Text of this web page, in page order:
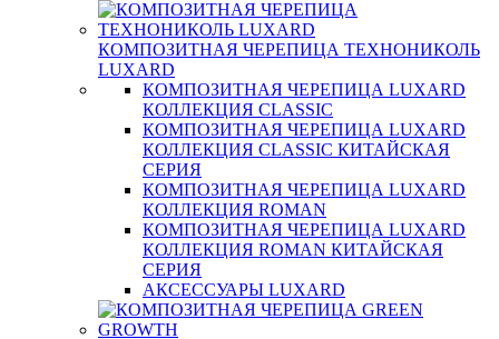
КОМПОЗИТНАЯ ЧЕРЕПИЦА ТЕХНОНИКОЛЬ
LUXARD
КОМПОЗИТНАЯ ЧЕРЕПИЦА LUXARD
КОЛЛЕКЦИЯ CLASSIC
КОМПОЗИТНАЯ ЧЕРЕПИЦА LUXARD
КОЛЛЕКЦИЯ CLASSIC КИТАЙСКАЯ
СЕРИЯ
КОМПОЗИТНАЯ ЧЕРЕПИЦА LUXARD
КОЛЛЕКЦИЯ ROMAN
КОМПОЗИТНАЯ ЧЕРЕПИЦА LUXARD
КОЛЛЕКЦИЯ ROMAN КИТАЙСКАЯ
СЕРИЯ
АКСЕССУАРЫ LUXARD